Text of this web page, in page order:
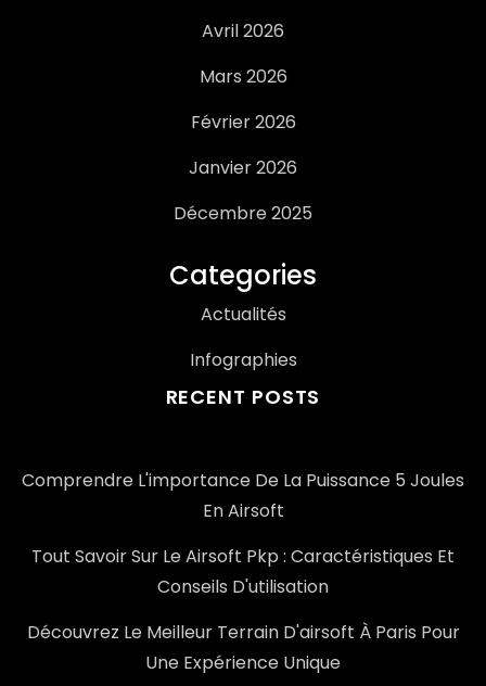
Avril 2026
Mars 2026
Février 2026
Janvier 2026
Décembre 2025
Categories
Actualités
Infographies
RECENT POSTS
Comprendre L'importance De La Puissance 5 Joules
En Airsoft
Tout Savoir Sur Le Airsoft Pkp : Caractéristiques Et
Conseils D'utilisation
Découvrez Le Meilleur Terrain D'airsoft À Paris Pour
Une Expérience Unique